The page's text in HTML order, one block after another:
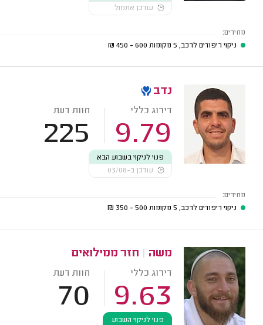
עודכן אתמול
מחירים:
ניקוי ריפודים לרכב, 5 מקומות
600 - 450
₪
נדב
דירוג כללי
9.79
חוות דעת
225
פנוי לניקוי בשבוע הבא
עודכן ב-03/08
מחירים:
ניקוי ריפודים לרכב, 5 מקומות
500 - 350
₪
משה חזר ממילואים
דירוג כללי
9.63
חוות דעת
70
פנוי לניקוי השבוע